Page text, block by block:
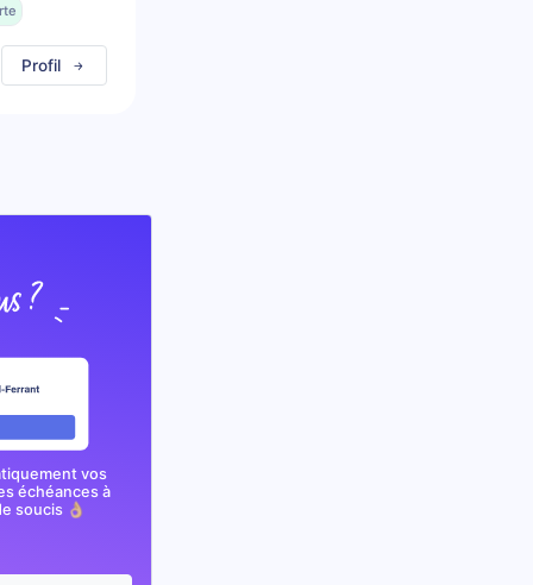
Profil
vos
échéances à
soucis 👌🏼